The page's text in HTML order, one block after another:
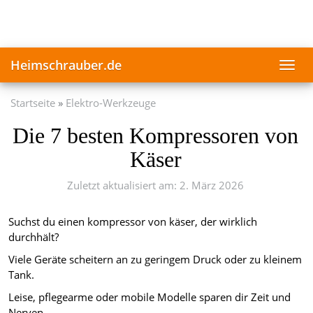
Heimschrauber.de
Startseite Elektro-Werkzeuge
Die 7 besten Kompressoren von
Käser
Zuletzt aktualisiert am: 2. März 2026
Suchst du einen kompressor von käser, der wirklich
durchhält?
Viele Geräte scheitern an zu geringem Druck oder zu kleinem
Tank.
Leise, pflegearme oder mobile Modelle sparen dir Zeit und